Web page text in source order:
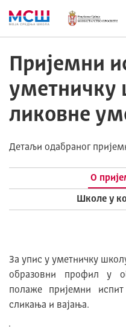
Пријемни
уметничку
ликовне
Детаљи одабраног
О
Школе у
За упис у уметничку
образовни профил у
полаже пријемни
сликања и вајања.